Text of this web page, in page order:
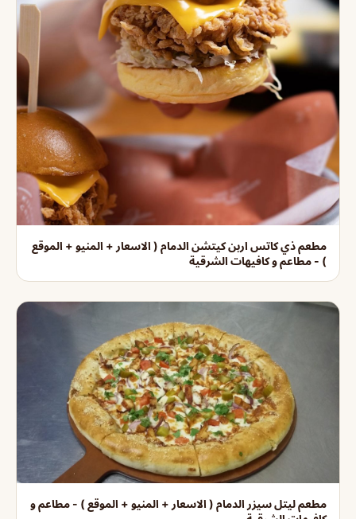
مطعم ذي كاتس اربن كيتشن الدمام ( الاسعار + المنيو + الموقع
) - مطاعم و كافيهات الشرقية
مطعم ليتل سيزر الدمام ( الاسعار + المنيو + الموقع ) - مطاعم و